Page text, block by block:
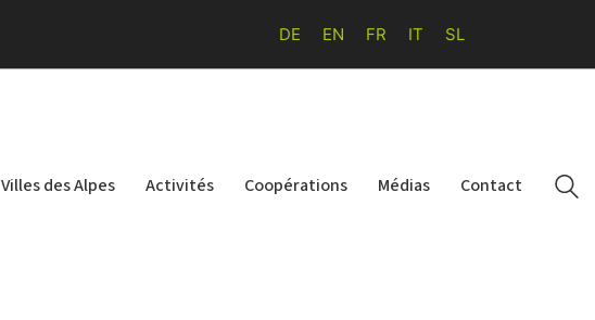
DE EN FR IT SL
Villes des Alpes Activités Coopérations Médias Contact